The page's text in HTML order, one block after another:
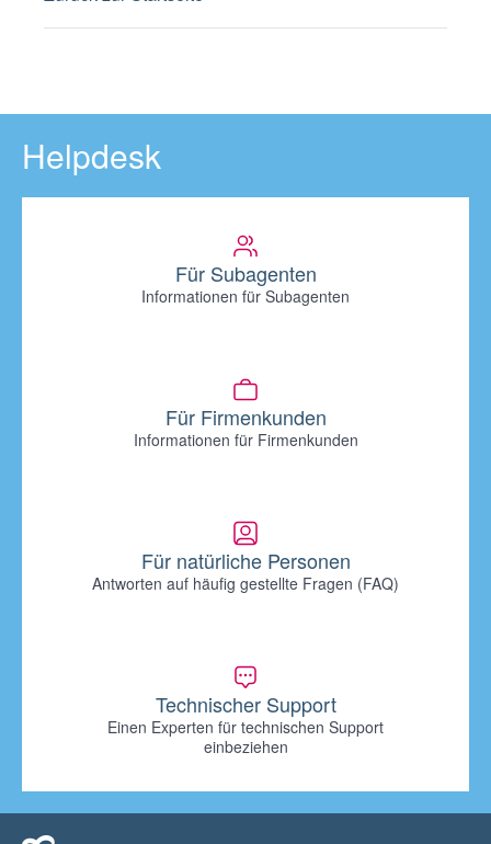
Helpdesk
Für Subagenten
Informationen für Subagenten
Für Firmenkunden
Informationen für Firmenkunden
Für natürliche Personen
Antworten auf häufig gestellte Fragen (FAQ)
Technischer Support
Einen Experten für technischen Support
einbeziehen